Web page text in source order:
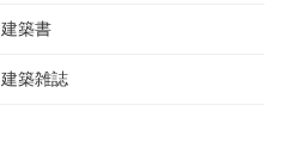
建築書
建築雑誌